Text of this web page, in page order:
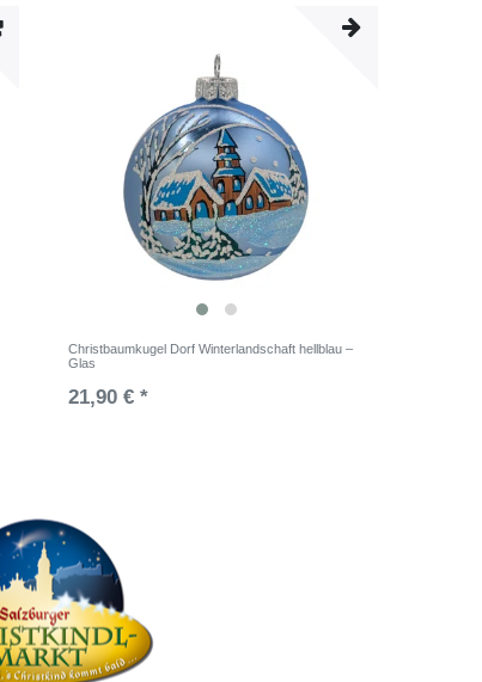
Christbaumkugel Dorf Winterlandschaft hellblau –
Glas
21,90 € *